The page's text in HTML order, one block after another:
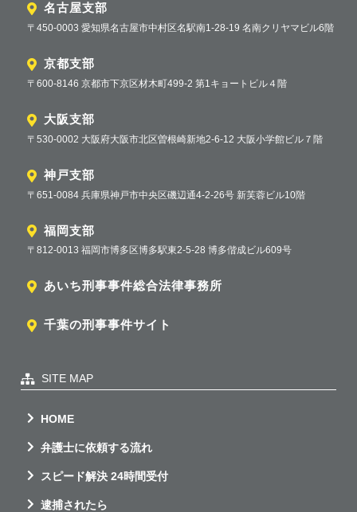
名古屋支部
〒450-0003 愛知県名古屋市中村区名駅南1-28-19 名南クリヤマビル6階
京都支部
〒600-8146 京都市下京区材木町499-2 第1キョートビル４階
大阪支部
〒530-0002 大阪府大阪市北区曽根崎新地2-6-12 大阪小学館ビル７階
神戸支部
〒651-0084 兵庫県神戸市中央区磯辺通4-2-26号 新芙蓉ビル10階
福岡支部
〒812-0013 福岡市博多区博多駅東2-5-28 博多偕成ビル609号
あいち刑事事件総合法律事務所
千葉の刑事事件サイト
SITE MAP
HOME
弁護士に依頼する流れ
スピード解決 24時間受付
逮捕されたら